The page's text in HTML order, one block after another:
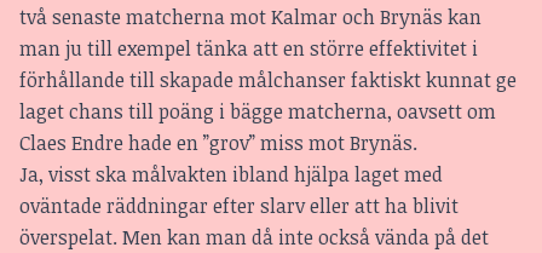
två senaste matcherna mot Kalmar och Brynäs kan
man ju till exempel tänka att en större effektivitet i
förhållande till skapade målchanser faktiskt kunnat ge
laget chans till poäng i bägge matcherna, oavsett om
Claes Endre hade en ”grov” miss mot Brynäs.
Ja, visst ska målvakten ibland hjälpa laget med
oväntade räddningar efter slarv eller att ha blivit
överspelat. Men kan man då inte också vända på det